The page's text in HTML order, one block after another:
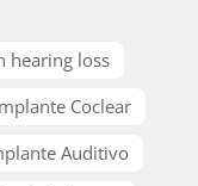
hearing loss
Coclear
Auditivo